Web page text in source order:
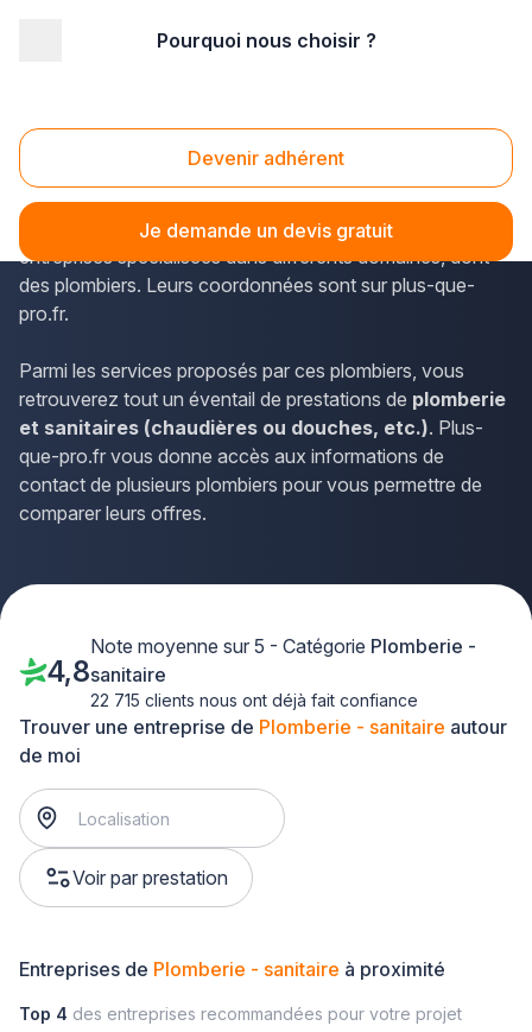
Pourquoi nous choisir ?
Devenir adhérent
Je demande un devis gratuit
Plomberie - sanitaire Castelsarrasin (82100)
La commune de Castelsarrasin dans le département du
Tarn-et-Garonne (Midi-Pyrénées) accueille diverses
entreprises spécialisées dans différents domaines, dont
des plombiers. Leurs coordonnées sont sur plus-que-
pro.fr.
Parmi les services proposés par ces plombiers, vous
retrouverez tout un éventail de prestations de plomberie
et sanitaires (chaudières ou douches, etc.). Plus-
que-pro.fr vous donne accès aux informations de
contact de plusieurs plombiers pour vous permettre de
comparer leurs offres.
Trouver une entreprise de Plomberie - sanitaire autour
de moi
Voir par prestation
4,8
Note moyenne sur 5 - Catégorie Plomberie -
sanitaire
22 715 clients nous ont déjà fait confiance
Entreprises de Plomberie - sanitaire à proximité
Top 4 des entreprises recommandées pour votre projet